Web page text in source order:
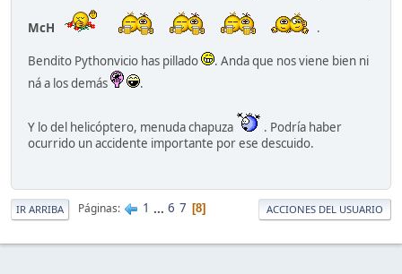
McH .
Bendito Pythonvicio has pillado
. Anda que nos viene bien ni
ná a los demás
.
Y lo del helicóptero, menuda chapuza
. Podría haber
ocurrido un accidente importante por ese descuido.
IR ARRIBA Páginas 1 ... 6 7 8 ACCIONES DEL USUARIO